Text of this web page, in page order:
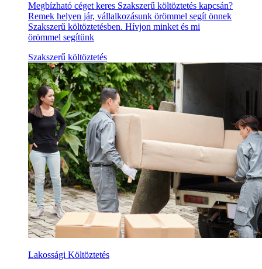
Megbízható céget keres Szakszerű költöztetés kapcsán?
Remek helyen jár, vállalkozásunk örömmel segít önnek
Szakszerű költöztetésben. Hívjon minket és mi
örömmel segítünk
Szakszerű költöztetés
Lakossági Költöztetés